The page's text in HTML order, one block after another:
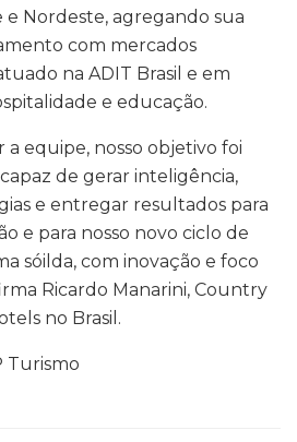
Nordeste, agregando sua
com mercados
na ADIT Brasil e em
e educação.
a equipe, nosso objetivo foi
de gerar inteligência,
e entregar resultados para
e para nosso novo ciclo de
sóilda, com inovação e foco
Ricardo Manarini, Country
no Brasil.
Turismo